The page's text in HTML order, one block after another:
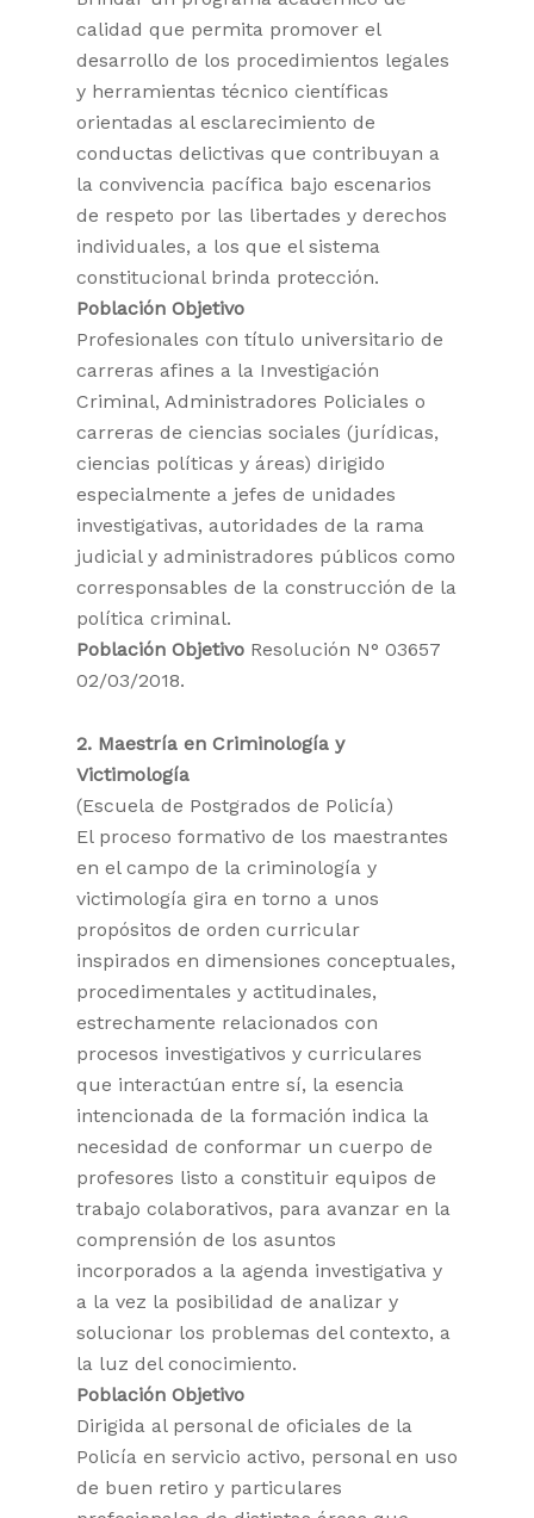
calidad que permita promover el
desarrollo de los procedimientos legales
y herramientas técnico científicas
orientadas al esclarecimiento de
conductas delictivas que contribuyan a
la convivencia pacífica bajo escenarios
de respeto por las libertades y derechos
individuales, a los que el sistema
constitucional brinda protección.
Población Objetivo
Profesionales con título universitario de
carreras afines a la Investigación
Criminal, Administradores Policiales o
carreras de ciencias sociales (jurídicas,
ciencias políticas y áreas) dirigido
especialmente a jefes de unidades
investigativas, autoridades de la rama
judicial y administradores públicos como
corresponsables de la construcción de la
política criminal.
Población Objetivo Resolución N° 03657
02/03/2018.
2. Maestría en Criminología y
Victimología
(Escuela de Postgrados de Policía)
El proceso formativo de los maestrantes
en el campo de la criminología y
victimología gira en torno a unos
propósitos de orden curricular
inspirados en dimensiones conceptuales,
procedimentales y actitudinales,
estrechamente relacionados con
procesos investigativos y curriculares
que interactúan entre sí, la esencia
intencionada de la formación indica la
necesidad de conformar un cuerpo de
profesores listo a constituir equipos de
trabajo colaborativos, para avanzar en la
comprensión de los asuntos
incorporados a la agenda investigativa y
a la vez la posibilidad de analizar y
solucionar los problemas del contexto, a
la luz del conocimiento.
Población Objetivo
Dirigida al personal de oficiales de la
Policía en servicio activo, personal en uso
de buen retiro y particulares